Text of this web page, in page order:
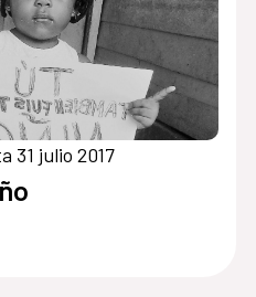
31 julio 2017